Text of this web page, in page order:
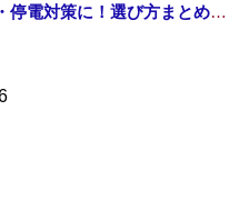
Jackeryポータブル電源が防災・停電対策に！選び方まとめ【プライムデー最終日】